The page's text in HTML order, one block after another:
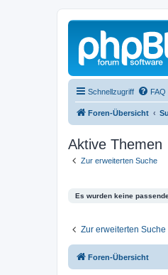
Schnellzugriff FAQ
Foren-Übersicht
Aktive Themen
Zur erweiterten Suche
Es wurden keine
Zur erweiterten Suche
Foren-Übersicht